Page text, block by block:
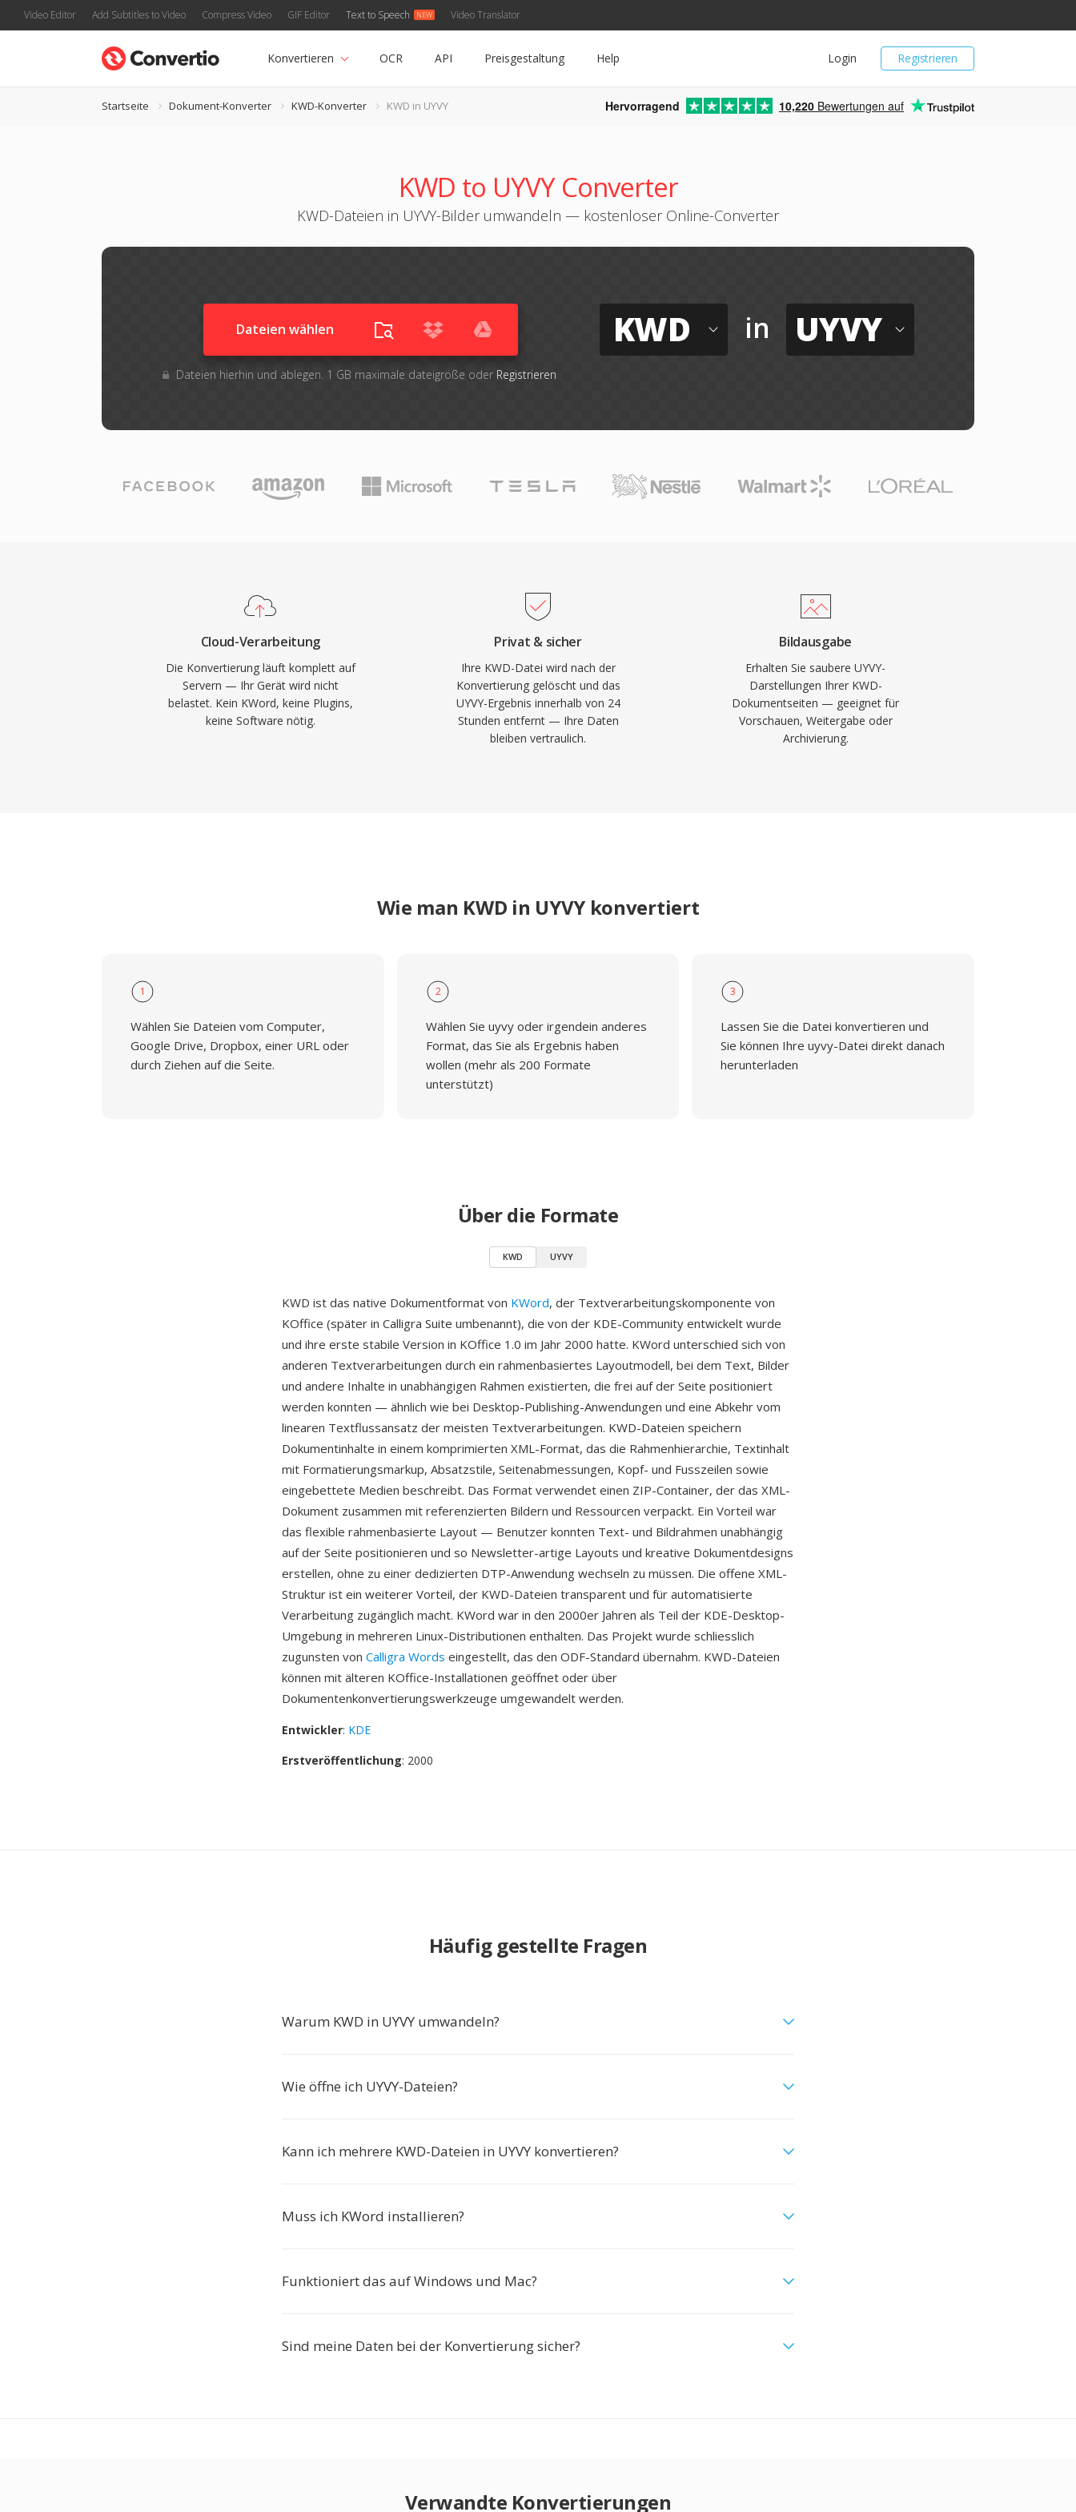
Video Editor Add Subtitles to Video Compress Video GIF Editor Text to Speech Video Translator
Registrieren
Login
Konvertieren OCR API Preisgestaltung Help
Startseite Dokument-Konverter KWD-Konverter KWD in UYVY Hervorragend 10,220 Bewertungen auf
KWD to UYVY Converter
KWD-Dateien in UYVY-Bilder umwandeln — kostenloser Online-Converter
Dateien wählen
Dateien hierhin und ablegen. 1 GB maximale dateigröße oder Registrieren
KWD in UYVY
Cloud-Verarbeitung
Die Konvertierung läuft komplett auf
Servern — Ihr Gerät wird nicht
belastet. Kein KWord, keine Plugins,
keine Software nötig.
Privat & sicher
Ihre KWD-Datei wird nach der
Konvertierung gelöscht und das
UYVY-Ergebnis innerhalb von 24
Stunden entfernt — Ihre Daten
bleiben vertraulich.
Bildausgabe
Erhalten Sie saubere UYVY-
Darstellungen Ihrer KWD-
Dokumentseiten — geeignet für
Vorschauen, Weitergabe oder
Archivierung.
Wie man KWD in UYVY konvertiert
1
Wählen Sie Dateien vom Computer,
Google Drive, Dropbox, einer URL oder
durch Ziehen auf die Seite.
2
Wählen Sie uyvy oder irgendein anderes
Format, das Sie als Ergebnis haben
wollen (mehr als 200 Formate
unterstützt)
3
Lassen Sie die Datei konvertieren und
Sie können Ihre uyvy-Datei direkt danach
herunterladen
Über die Formate
KWD UYVY
KWD ist das native Dokumentformat von KWord, der Textverarbeitungskomponente von
KOffice (später in Calligra Suite umbenannt), die von der KDE-Community entwickelt wurde
und ihre erste stabile Version in KOffice 1.0 im Jahr 2000 hatte. KWord unterschied sich von
anderen Textverarbeitungen durch ein rahmenbasiertes Layoutmodell, bei dem Text, Bilder
und andere Inhalte in unabhängigen Rahmen existierten, die frei auf der Seite positioniert
werden konnten — ähnlich wie bei Desktop-Publishing-Anwendungen und eine Abkehr vom
linearen Textflussansatz der meisten Textverarbeitungen. KWD-Dateien speichern
Dokumentinhalte in einem komprimierten XML-Format, das die Rahmenhierarchie, Textinhalt
mit Formatierungsmarkup, Absatzstile, Seitenabmessungen, Kopf- und Fusszeilen sowie
eingebettete Medien beschreibt. Das Format verwendet einen ZIP-Container, der das XML-
Dokument zusammen mit referenzierten Bildern und Ressourcen verpackt. Ein Vorteil war
das flexible rahmenbasierte Layout — Benutzer konnten Text- und Bildrahmen unabhängig
auf der Seite positionieren und so Newsletter-artige Layouts und kreative Dokumentdesigns
erstellen, ohne zu einer dedizierten DTP-Anwendung wechseln zu müssen. Die offene XML-
Struktur ist ein weiterer Vorteil, der KWD-Dateien transparent und für automatisierte
Verarbeitung zugänglich macht. KWord war in den 2000er Jahren als Teil der KDE-Desktop-
Umgebung in mehreren Linux-Distributionen enthalten. Das Projekt wurde schliesslich
zugunsten von Calligra Words eingestellt, das den ODF-Standard übernahm. KWD-Dateien
können mit älteren KOffice-Installationen geöffnet oder über
Dokumentenkonvertierungswerkzeuge umgewandelt werden.
Entwickler: KDE
Erstveröffentlichung: 2000
Häufig gestellte Fragen
Warum KWD in UYVY umwandeln?
Wie öffne ich UYVY-Dateien?
Kann ich mehrere KWD-Dateien in UYVY konvertieren?
Muss ich KWord installieren?
Funktioniert das auf Windows und Mac?
Sind meine Daten bei der Konvertierung sicher?
Verwandte Konvertierungen